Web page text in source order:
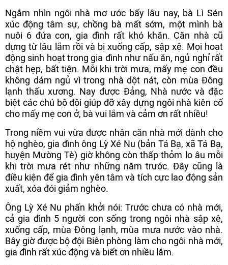
Ngắm nhìn ngôi nhà mơ ước bấy lâu nay, bà Lì Sén
xúc động tâm sự, chồng bà mất sớm, một mình bà
nuôi 6 đứa con, gia đình rất khó khăn. Căn nhà cũ
dựng từ lâu lắm rồi và bị xuống cấp, sập xệ. Mọi hoạt
động sinh hoạt trong gia đình như nấu ăn, ngủ nghỉ rất
chật hẹp, bất tiện. Mỗi khi trời mưa, mấy mẹ con đều
không dám ngủ vì trong nhà dột nát, còn mùa Đông
lạnh thấu xương. Nay được Đảng, Nhà nước và đặc
biệt các chú bộ đội giúp đỡ xây dựng ngôi nhà kiên cố
cho mấy mẹ con ở, bà vui lắm và cảm ơn rất nhiều!
Trong niềm vui vừa được nhận căn nhà mới dành cho
hộ nghèo, gia đình ông Lỳ Xé Nu (bản Tá Bạ, xã Tá Bạ,
huyện Mường Tè) giờ không còn thấp thỏm lo âu mỗi
khi trời mưa rét như những năm trước. Đây cũng là
điều kiện để gia đình yên tâm và tích cực lao động sản
xuất, xóa đói giảm nghèo.
Ông Lỳ Xé Nu phấn khởi nói: Trước chưa có nhà mới,
cả gia đình 5 người con sống trong ngôi nhà sập xệ,
xuống cấp, mùa Đông lạnh, mùa mưa nước vào nhà.
Bây giờ được bộ đội Biên phòng làm cho ngôi nhà mới,
gia đình rất xúc động và biết ơn nhiều lắm.